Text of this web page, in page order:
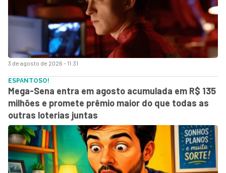
3 de agosto de 2026 - 11:31
ESPANTOSO!
Mega-Sena entra em agosto acumulada em R$ 135
milhões e promete prêmio maior do que todas as
outras loterias juntas